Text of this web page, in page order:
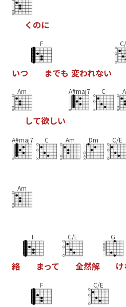
く のに
いつ
F
までも 変われない
Am
して欲しい
A#maj7 C
A#maj7 C Am Dm C/E
Am
絡
F
まって
C/E
全然解
G
け
F C/E